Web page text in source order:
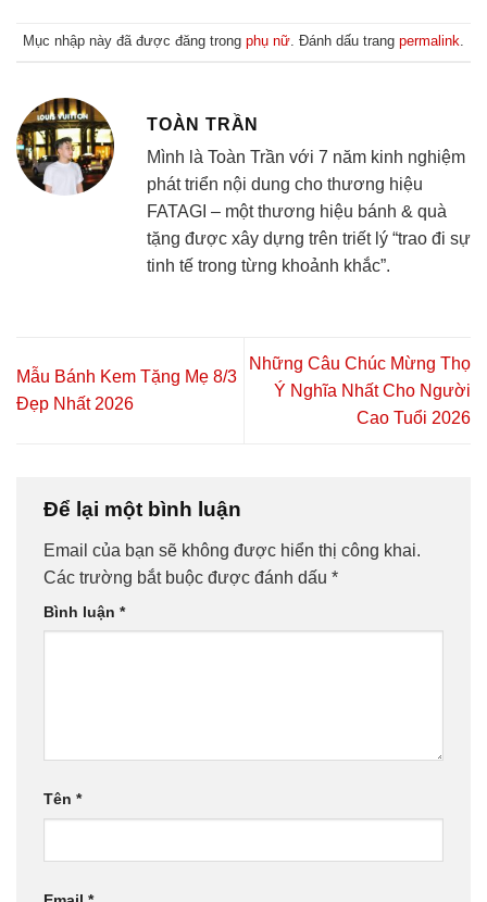
Mục nhập này đã được đăng trong phụ nữ. Đánh dấu trang permalink.
TOÀN TRẦN
Mình là Toàn Trần với 7 năm kinh nghiệm
phát triển nội dung cho thương hiệu
FATAGI – một thương hiệu bánh & quà
tặng được xây dựng trên triết lý “trao đi sự
tinh tế trong từng khoảnh khắc”.
Mẫu Bánh Kem Tặng Mẹ 8/3
Đẹp Nhất 2026
Những Câu Chúc Mừng Thọ
Ý Nghĩa Nhất Cho Người
Cao Tuổi 2026
Để lại một bình luận
Email của bạn sẽ không được hiển thị công khai.
Các trường bắt buộc được đánh dấu *
Bình luận *
Tên *